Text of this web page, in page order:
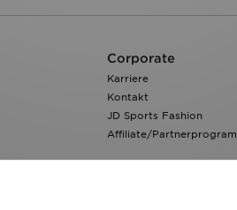
Corporate
Karriere
Kontakt
JD Sports Fashion
Affiliate/